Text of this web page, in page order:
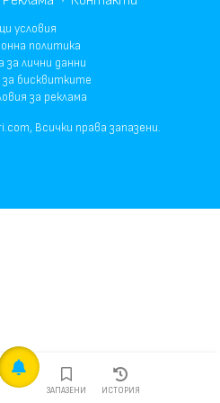
ЗАПАЗЕНИ ИСТОРИЯ
условия
политика
за лични данни
бисквитките
за реклама
Всички права запазени.